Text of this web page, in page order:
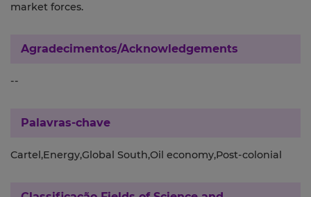
market forces.
Agradecimentos/Acknowledgements
--
Palavras-chave
Cartel,Energy,Global South,Oil economy,Post-colonial